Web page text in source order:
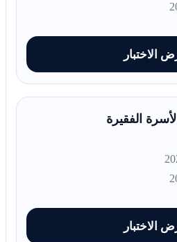
الاختبار
الفقيرة
الاختبار